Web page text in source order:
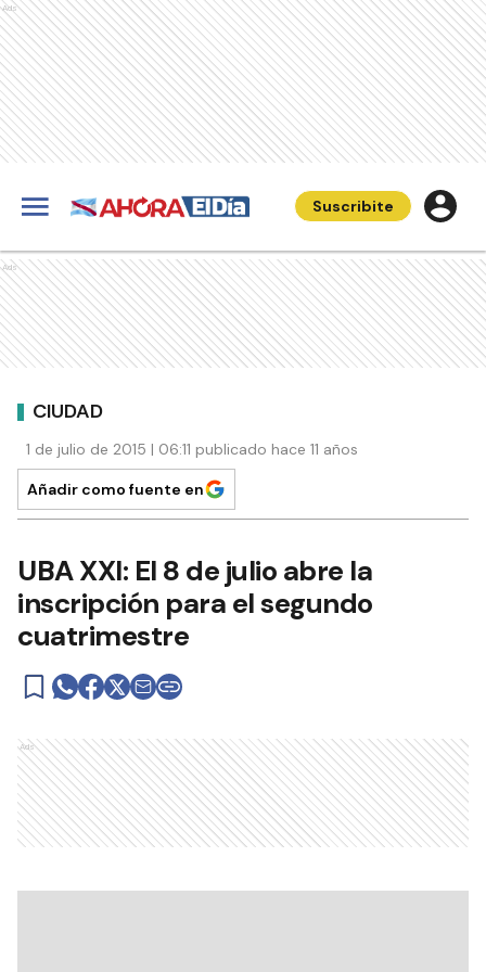
Ads
Suscribite
Ads
CIUDAD
1 de julio de 2015 | 06:11 publicado hace 11 años
Añadir como fuente en
UBA XXI: El 8 de julio abre la
inscripción para el segundo
cuatrimestre
Ads